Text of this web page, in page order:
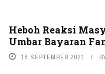
Heboh Reaksi
Umbar Bayaran
18 SEPTEMBER 2021